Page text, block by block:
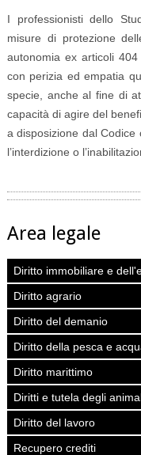
I professionisti dello
misure di protezione
autonomia ex articoli
con perizia ed empatia
specie, anche al fine di
capacità di agire del
a disposizione dal Codice
l’interdizione o
Area legale
Diritto immobiliare e
Diritto agrario
Diritto del demanio
Diritto della pesca e
Diritto marittimo
Diritti e tutela degli
Diritto del lavoro
Recupero crediti